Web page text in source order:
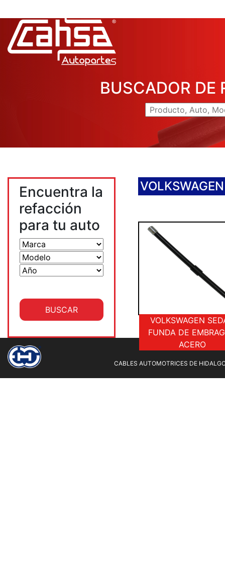
BUSCADOR DE
Encuentra la
refacción
para tu auto
VOLKSWAGEN
VOLKSWAGEN
FUNDA DE
ACERO
CABLES AUTOMOTRICES DE